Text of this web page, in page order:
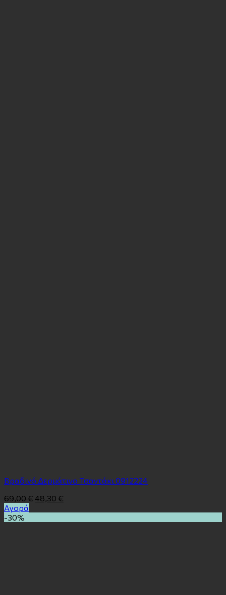
Βραδινό Δερμάτινο Τσαντάκι 0912224
69,00€48,30 €
Αγορά
-30%